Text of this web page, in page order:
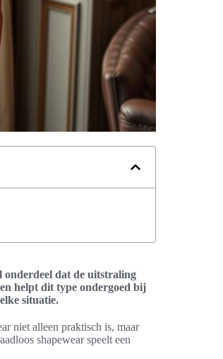
onderdeel dat de uitstraling
helpt dit type ondergoed bij
situatie.
niet alleen praktisch is, maar
shapewear speelt een